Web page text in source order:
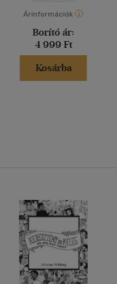
Árinformációk
Borító ár:
4 999 Ft
Kosárba